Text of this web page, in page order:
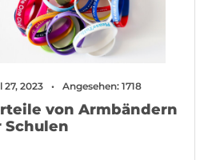
27, 2023 Angesehen: 1718
von Armbändern
Schulen